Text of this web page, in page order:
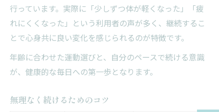
行っています。実際に「少しずつ体が軽くなった」「疲
れにくくなった」という利用者の声が多く、継続するこ
とで心身共に良い変化を感じられるのが特徴です。
年齢に合わせた運動選びと、自分のペースで続ける意識
が、健康的な毎日への第一歩となります。
無理なく続けるためのコツ